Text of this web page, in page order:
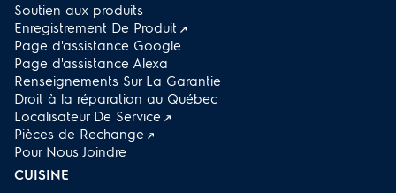
Soutien aux produits
Enregistrement De Produit
Page d'assistance Google
Page d'assistance Alexa
Renseignements Sur La Garantie
Droit à la réparation au Québec
Localisateur De Service
Pièces de Rechange
Pour Nous Joindre
CUISINE